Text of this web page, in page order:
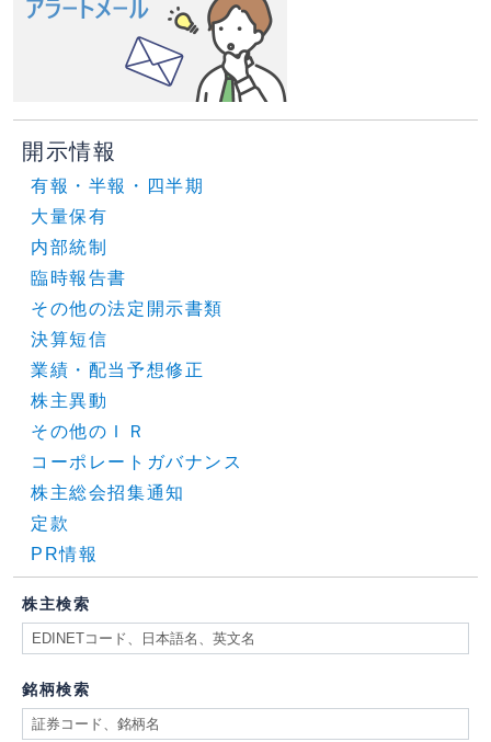
開示情報
有報・半報・四半期
大量保有
内部統制
臨時報告書
その他の法定開示書類
決算短信
業績・配当予想修正
株主異動
その他のＩＲ
コーポレートガバナンス
株主総会招集通知
定款
PR情報
株主検索
銘柄検索